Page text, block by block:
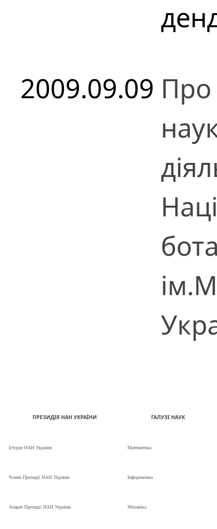
2009.09.09 Про
ПРЕЗИДІЯ НАН УКРАЇНИ
Історія НАН України
Члени Президії НАН України
Апарат Президії НАН України
ГАЛУЗІ НАУК
Математика
Інформатика
Механіка